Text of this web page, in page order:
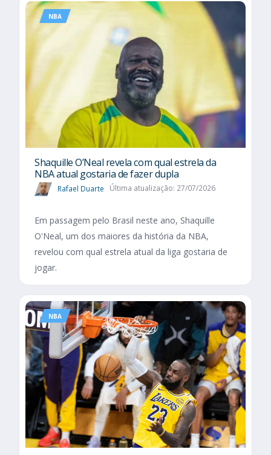
NBA
Shaquille O’Neal revela com qual estrela da
NBA atual gostaria de fazer dupla
Rafael Duarte Última atualização: 27/07/2026
Em passagem pelo Brasil neste ano, Shaquille
O'Neal, um dos maiores da história da NBA,
revelou com qual estrela atual da liga gostaria de
jogar.
NBA